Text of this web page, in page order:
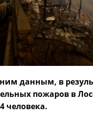
данным, в
пожаров в
человека.